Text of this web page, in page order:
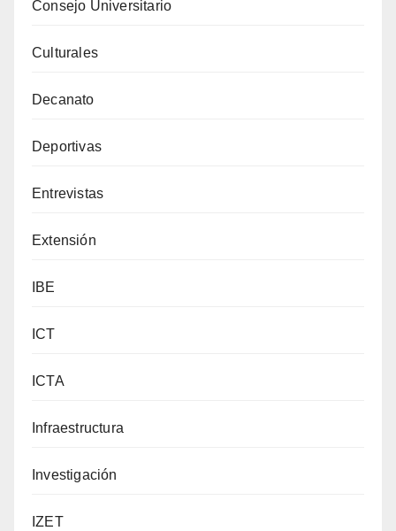
Consejo Universitario
Culturales
Decanato
Deportivas
Entrevistas
Extensión
IBE
ICT
ICTA
Infraestructura
Investigación
IZET